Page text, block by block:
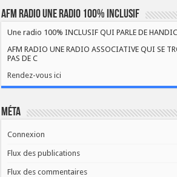
AFM RADIO UNE RADIO 100% INCLUSIF
Une radio 100% INCLUSIF QUI PARLE DE
AFM RADIO UNE RADIO ASSOCIATIVE QUI SE
PAS DE C
Rendez-vous ici
Méta
Connexion
Flux des publications
Flux des commentaires